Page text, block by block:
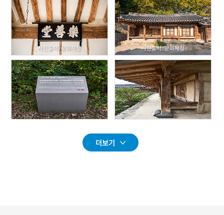
사진출처: 문화재청 사진출처: 문화재청
더보기